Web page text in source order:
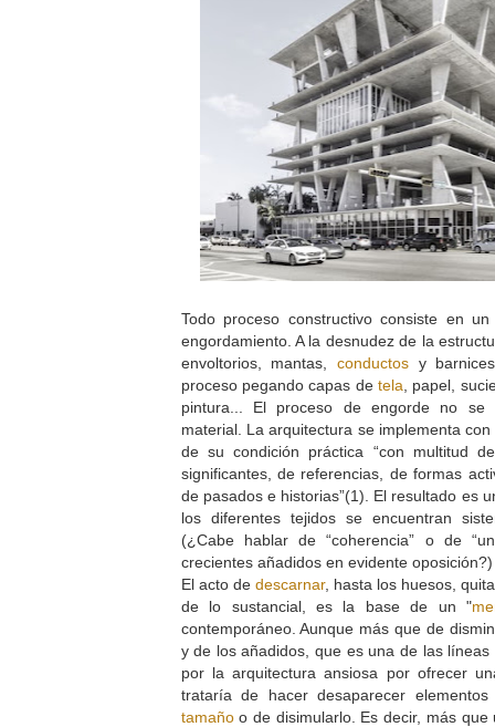
Todo proceso constructivo consiste en
engordamiento. A la desnudez de la
envoltorios, mantas, conductos y
proceso pegando capas de tela , papel,
pintura... El proceso de engorde no se
material. La arquitectura se implementa
de su condición práctica “con multitud
significantes, de referencias, de formas
de pasados e historias”(1). El resultado es
los diferentes tejidos se encuentran
(¿Cabe hablar de “coherencia” o de
crecientes añadidos en evidente
El acto de descarnar, hasta los huesos,
de lo sustancial, es la base de un "
contemporáneo. Aunque más que de
y de los añadidos, que es una de las
por la arquitectura ansiosa por ofrecer
trataría de hacer desaparecer
tamañoo de disimularlo. Es decir, más que